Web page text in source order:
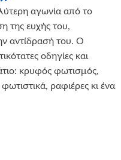
αγωνία από το
της ευχής του,
αντίδρασή του. Ο
οδηγίες και
κρυφός φωτισμός,
ραφιέρες κι ένα